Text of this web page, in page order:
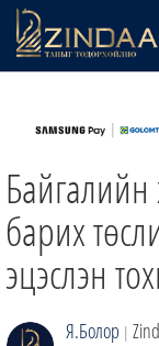
ТВ8
ӨГЛӨӨНИЙ СОНИН
ЗИНДАА СЭТГҮҮЛ
барих
эцэслэн
Я.Болор |